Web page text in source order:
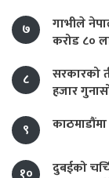
७
गाभीले
करोड ८०
८
सरकारको
हजार
९
१०
दुबईको